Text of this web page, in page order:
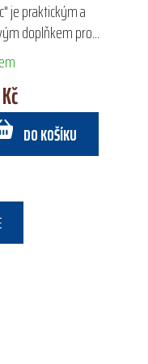
je praktickým a
doplňkem pro
myslivce. Vyrobena z
broušené hovězí kůže,
uspořádání s
DO KOŠÍKU